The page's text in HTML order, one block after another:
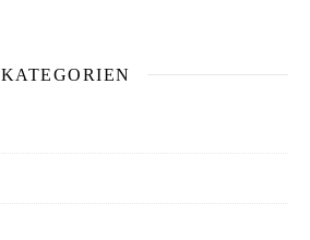
KATEGORIEN